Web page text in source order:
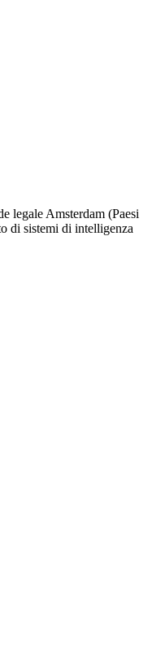
legale Amsterdam (Paesi
di sistemi di intelligenza